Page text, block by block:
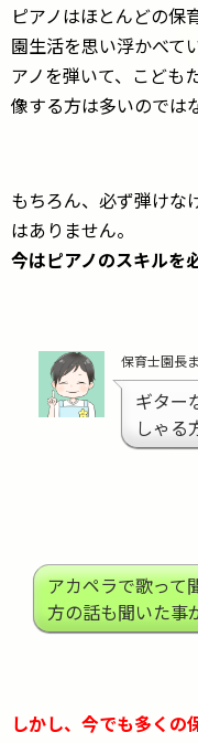
ピアノはほとんどの保
園生活を思い浮かべて
アノを弾いて、こども
像する方は多いのでは
もちろん、必ず弾けな
はありません。
今はピアノのスキルを
保育士園長
ギター
しゃる
アカペラで歌って
方の話も聞いた事
しかし、今でも多くの